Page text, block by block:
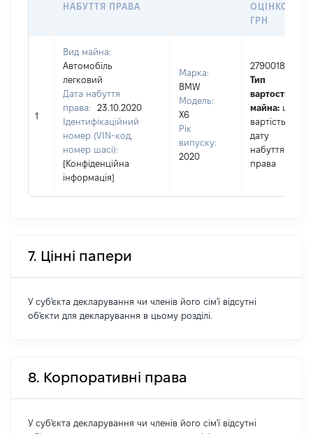
НАБУТТЯ ПРАВА
ОЦІНКОЮ,
ГРН
1
Вид майна:
Автомобіль
легковий
Дата набуття
права:
23.10.2020
Ідентифікаційний
номер (VIN-код,
номер шасі):
[Конфіденційна
інформація]
Марка:
BMW
Модель:
X6
Рік
випуску:
2020
2790018
Тип
вартості
майна: це
вартість на
дату
набуття
права
7. Цінні папери
У суб'єкта декларування чи членів його сім'ї відсутні
об'єкти для декларування в цьому розділі.
8. Корпоративні права
У суб'єкта декларування чи членів його сім'ї відсутні